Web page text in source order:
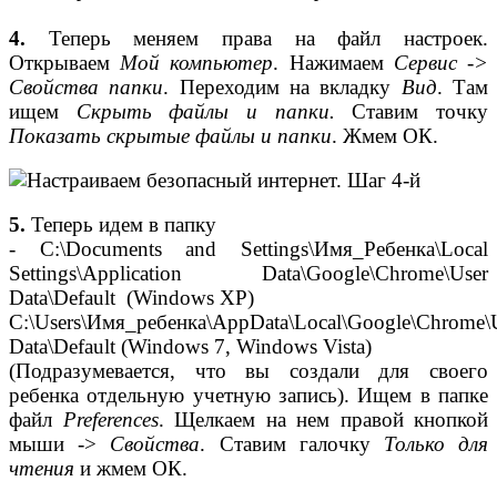
4. Теперь меняем права на файл настроек.
Открываем Мой компьютер. Нажимаем Сервис ->
Свойства папки. Переходим на вкладку Вид. Там
ищем Скрыть файлы и папки. Ставим точку
Показать скрытые файлы и папки. Жмем ОК.
5. Теперь идем в папку
- C:\Documents and Settings\Имя_Ребенка\Local
Settings\Application Data\Google\Chrome\User
Data\Default (Windows XP)
Data\Default (Windows 7, Windows Vista)
(Подразумевается, что вы создали для своего
ребенка отдельную учетную запись). Ищем в папке
файл Preferences. Щелкаем на нем правой кнопкой
мыши -> Свойства. Ставим галочку Только для
чтения и жмем ОК.